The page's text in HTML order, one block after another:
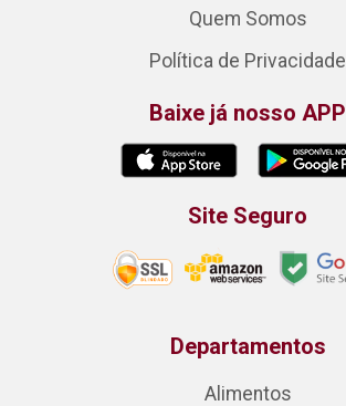
Quem Somos
Política de Privacidade
Baixe já nosso APP
Site Seguro
Departamentos
Alimentos